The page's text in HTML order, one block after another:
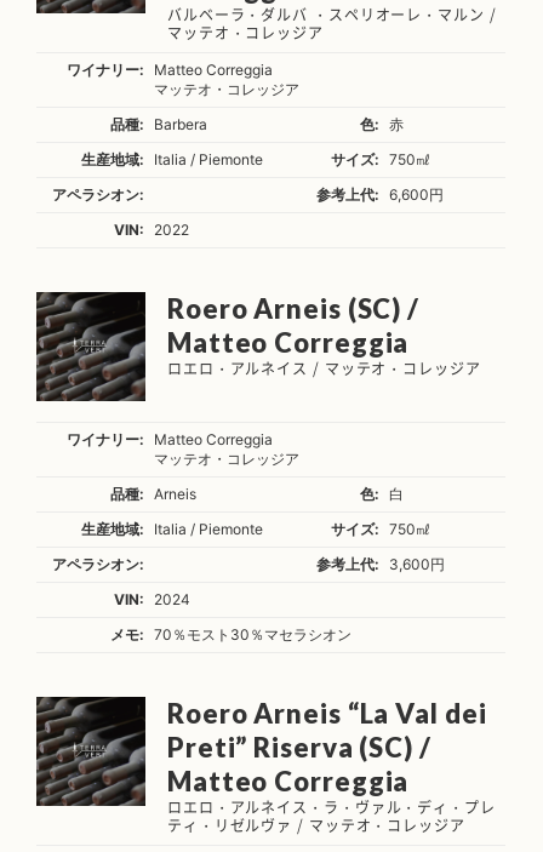
バルベーラ・ダルバ ・スペリオーレ・マルン /
マッテオ・コレッジア
ワイナリー:
Matteo Correggia
マッテオ・コレッジア
品種:
Barbera 色:
赤
生産地域:
Italia / Piemonte サイズ:
750㎖
アペラシオン:
参考上代:
6,600円
VIN:
2022
Roero Arneis (SC) /
Matteo Correggia
ロエロ・アルネイス / マッテオ・コレッジア
ワイナリー:
Matteo Correggia
マッテオ・コレッジア
品種:
Arneis 色:
白
生産地域:
Italia / Piemonte サイズ:
750㎖
アペラシオン:
参考上代:
3,600円
VIN:
2024
メモ:
70％モスト30％マセラシオン
Roero Arneis “La Val dei
Preti” Riserva (SC) /
Matteo Correggia
ロエロ・アルネイス・ラ・ヴァル・ディ・プレ
ティ・リゼルヴァ / マッテオ・コレッジア